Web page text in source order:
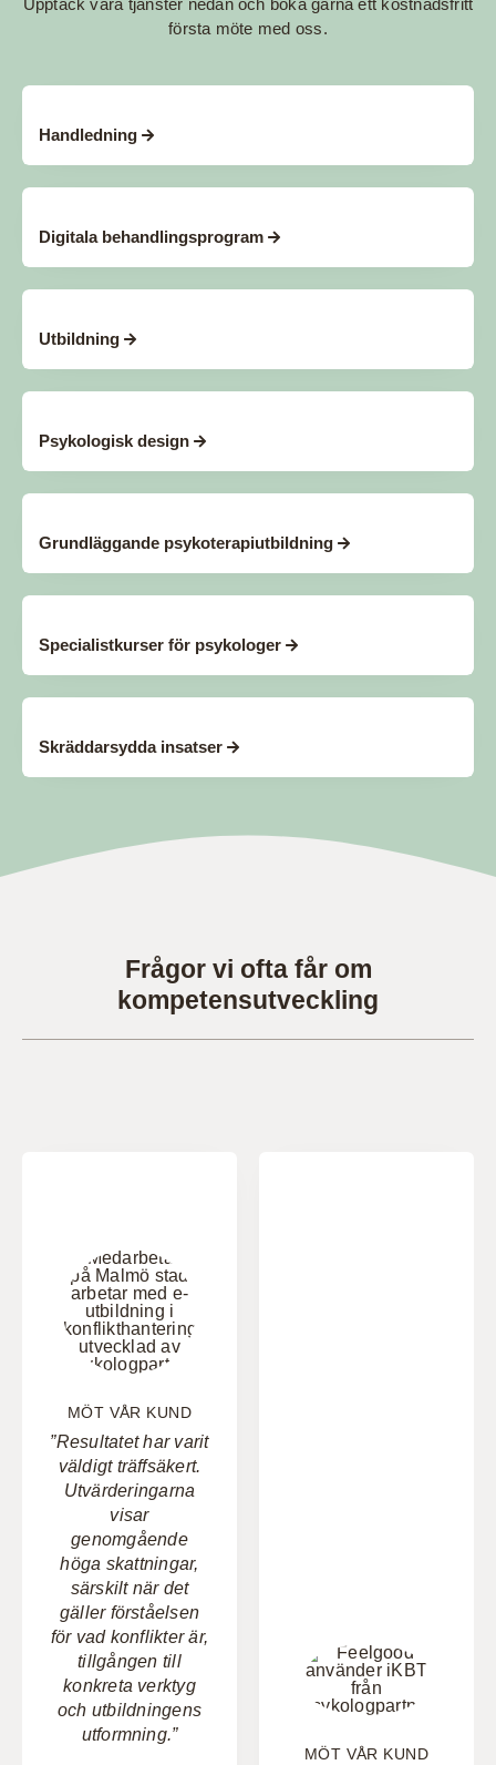
Upptäck våra tjänster nedan och boka gärna ett kostnadsfritt
första möte med oss.
Handledning
Digitala behandlingsprogram
Utbildning
Psykologisk design
Grundläggande psykoterapiutbildning
Specialistkurser för psykologer
Skräddarsydda insatser
Frågor vi ofta får om
kompetensutveckling
MÖT VÅR KUND
”Resultatet har varit
väldigt träffsäkert.
Utvärderingarna
visar
genomgående
höga skattningar,
särskilt när det
gäller förståelsen
för vad konflikter är,
tillgången till
konkreta verktyg
och utbildningens
utformning.”
MÖT VÅR KUND